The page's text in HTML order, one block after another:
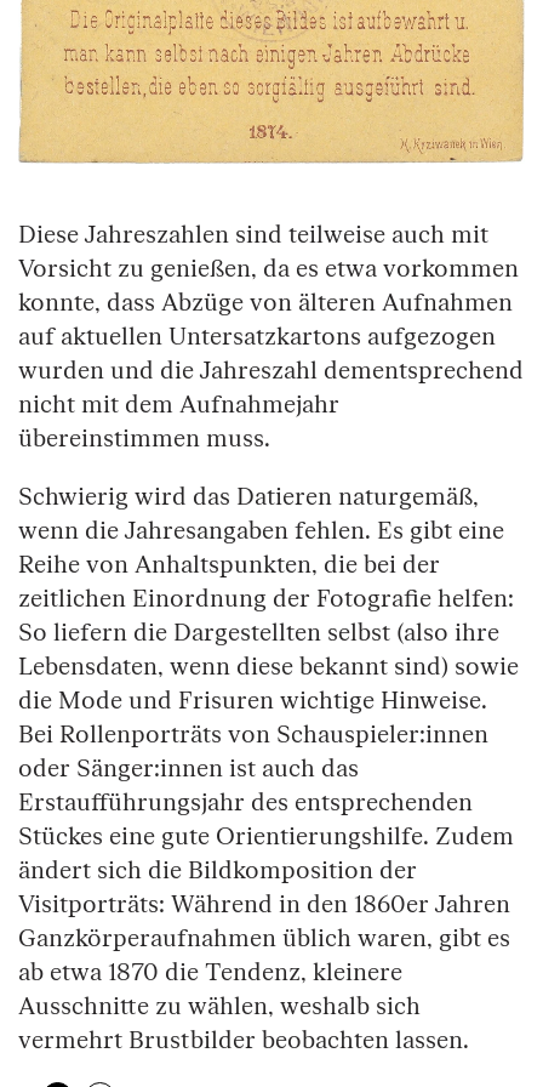
Diese Jahreszahlen sind teilweise auch mit
Vorsicht zu genießen, da es etwa vorkommen
konnte, dass Abzüge von älteren Aufnahmen
auf aktuellen Untersatzkartons aufgezogen
wurden und die Jahreszahl dementsprechend
nicht mit dem Aufnahmejahr
übereinstimmen muss.
Schwierig wird das Datieren naturgemäß,
wenn die Jahresangaben fehlen. Es gibt eine
Reihe von Anhaltspunkten, die bei der
zeitlichen Einordnung der Fotografie helfen:
So liefern die Dargestellten selbst (also ihre
Lebensdaten, wenn diese bekannt sind) sowie
die Mode und Frisuren wichtige Hinweise.
Bei Rollenporträts von Schauspieler:innen
oder Sänger:innen ist auch das
Erstaufführungsjahr des entsprechenden
Stückes eine gute Orientierungshilfe. Zudem
ändert sich die Bildkomposition der
Visitporträts: Während in den 1860er Jahren
Ganzkörperaufnahmen üblich waren, gibt es
ab etwa 1870 die Tendenz, kleinere
Ausschnitte zu wählen, weshalb sich
vermehrt Brustbilder beobachten lassen.